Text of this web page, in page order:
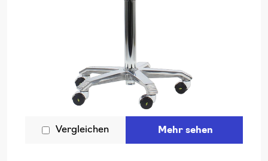
Vergleichen Mehr sehen